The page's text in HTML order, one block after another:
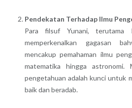
Pendekatan Terhadap Ilmu
Para filsuf Yunani, terutama
memperkenalkan gagasan
mencakup pemahaman ilmu
matematika hingga astronomi.
pengetahuan adalah kunci untuk
baik dan beradab.